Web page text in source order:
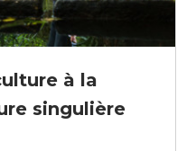
à la
singulière